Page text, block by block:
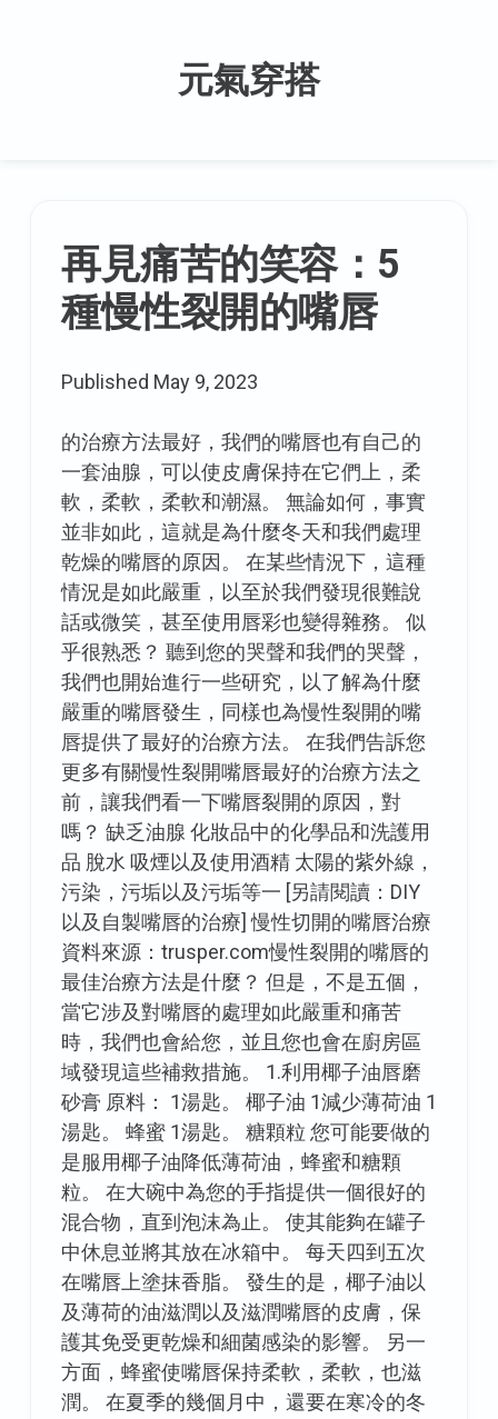
元氣穿搭
latest
posts
再見痛苦的笑容：5
種慢性裂開的嘴唇
Published May 9, 2023
的治療方法最好，我們的嘴唇也有自己的
一套油腺，可以使皮膚保持在它們上，柔
軟，柔軟，柔軟和潮濕。 無論如何，事實
並非如此，這就是為什麼冬天和我們處理
乾燥的嘴唇的原因。 在某些情況下，這種
情況是如此嚴重，以至於我們發現很難說
話或微笑，甚至使用唇彩也變得雜務。 似
乎很熟悉？ 聽到您的哭聲和我們的哭聲，
我們也開始進行一些研究，以了解為什麼
嚴重的嘴唇發生，同樣也為慢性裂開的嘴
唇提供了最好的治療方法。 在我們告訴您
更多有關慢性裂開嘴唇最好的治療方法之
前，讓我們看一下嘴唇裂開的原因，對
嗎？ 缺乏油腺 化妝品中的化學品和洗護用
品 脫水 吸煙以及使用酒精 太陽的紫外線，
污染，污垢以及污垢等一 [另請閱讀：DIY
以及自製嘴唇的治療] 慢性切開的嘴唇治療
資料來源：trusper.com慢性裂開的嘴唇的
最佳治療方法是什麼？ 但是，不是五個，
當它涉及對嘴唇的處理如此嚴重和痛苦
時，我們也會給您，並且您也會在廚房區
域發現這些補救措施。 1.利用椰子油唇磨
砂膏 原料： 1湯匙。 椰子油 1減少薄荷油 1
湯匙。 蜂蜜 1湯匙。 糖顆粒 您可能要做的
是服用椰子油降低薄荷油，蜂蜜和糖顆
粒。 在大碗中為您的手指提供一個很好的
混合物，直到泡沫為止。 使其能夠在罐子
中休息並將其放在冰箱中。 每天四到五次
在嘴唇上塗抹香脂。 發生的是，椰子油以
及薄荷的油滋潤以及滋潤嘴唇的皮膚，保
護其免受更乾燥和細菌感染的影響。 另一
方面，蜂蜜使嘴唇保持柔軟，柔軟，也滋
潤。 在夏季的幾個月中，還要在寒冷的冬